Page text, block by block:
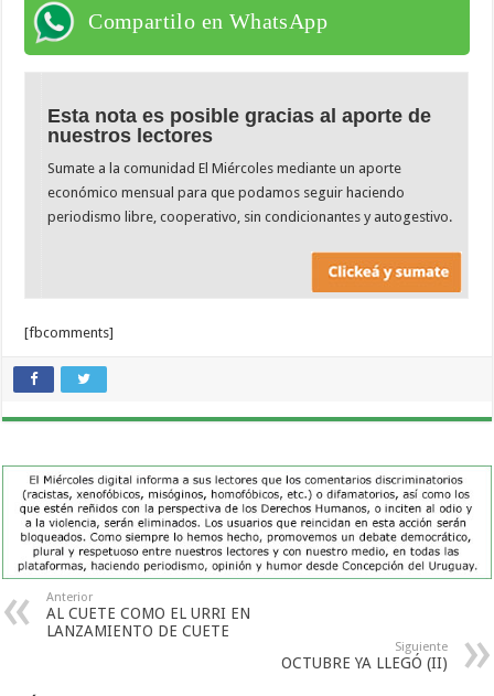
Compartilo en WhatsApp
Esta nota es posible gracias al aporte de
nuestros lectores
Sumate a la comunidad El Miércoles mediante un aporte
económico mensual para que podamos seguir haciendo
periodismo libre, cooperativo, sin condicionantes y autogestivo.
[fbcomments]
Anterior
AL CUETE COMO EL URRI EN
LANZAMIENTO DE CUETE
Siguiente
OCTUBRE YA LLEGÓ (II)